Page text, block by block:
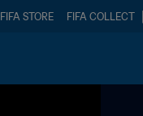
FIFA STORE FIFA COLLECT